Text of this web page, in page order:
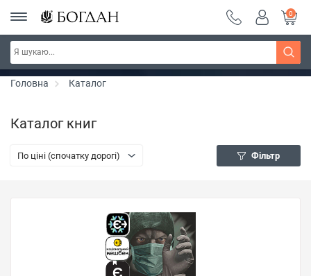
РОЗПРОДАЖ ~ 150 грн ~ 200 грн ~ 250 грн ~
300 грн ~ РОЗПРОДАЖ
Дізнатись більше
0
Головна Каталог
Каталог книг
По ціні (спочатку дорогі) Фільтр